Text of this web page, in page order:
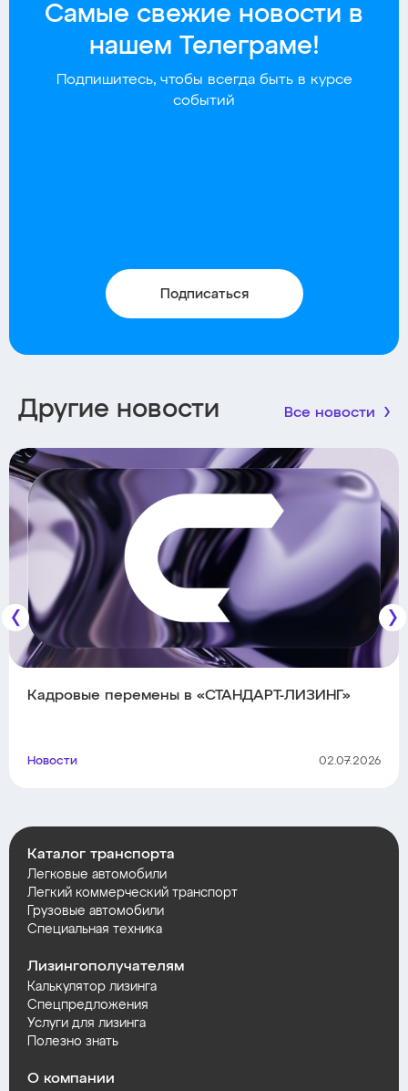
Самые свежие новости в
нашем Телеграме!
Подпишитесь, чтобы всегда быть в курсе
событий
Подписаться
Другие новости Все новости
Кадровые перемены в «СТАНДАРТ-ЛИЗИНГ»
Новости 02.07.2026
Каталог транспорта
Легковые автомобили
Легкий коммерческий транспорт
Грузовые автомобили
Специальная техника
Лизингополучателям
Калькулятор лизинга
Спецпредложения
Услуги для лизинга
Полезно знать
О компании